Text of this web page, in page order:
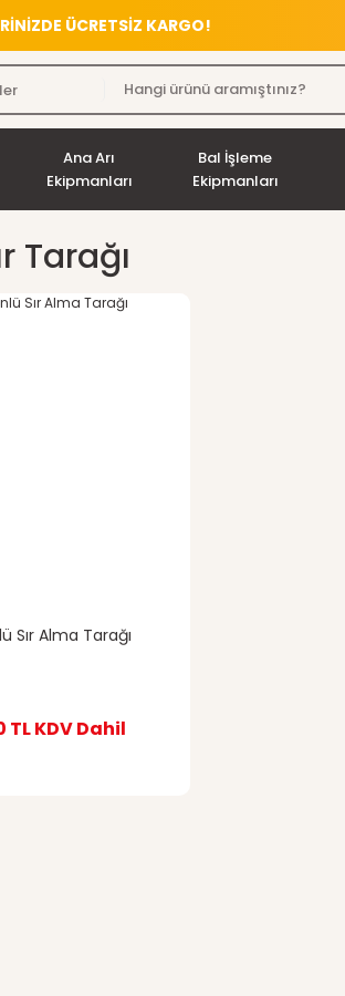
ÜCRETSİZ KARGO!
Ana Arı
Ekipmanları
Bal İşleme
Ekipmanları
Tarağı
Sır Alma Tarağı
TLKDV Dahil